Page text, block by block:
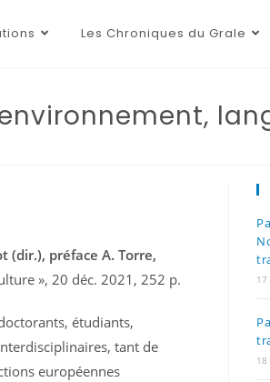
Les Chroniques du Grale
(dir.), préface A. Torre,
», 20 déc. 2021, 252 p.
étudiants,
tant de
européennes
17
18